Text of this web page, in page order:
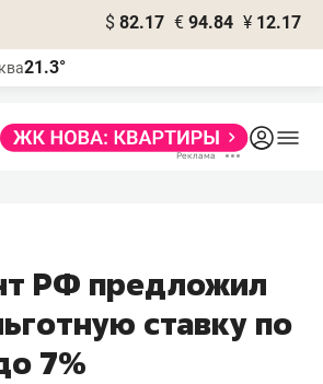
$ 82.17 € 94.84 ¥ 12.17
21.3°
РФ предложил
ставку по
7%